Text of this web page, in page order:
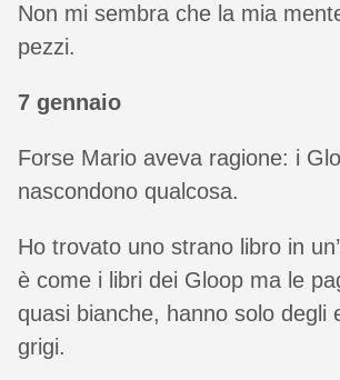
Non mi sembra che la mia
pezzi.
7 gennaio
Forse Mario aveva ragione: i
nascondono qualcosa.
Ho trovato uno strano libro in
è come i libri dei Gloop ma le
quasi bianche, hanno solo degli
grigi.